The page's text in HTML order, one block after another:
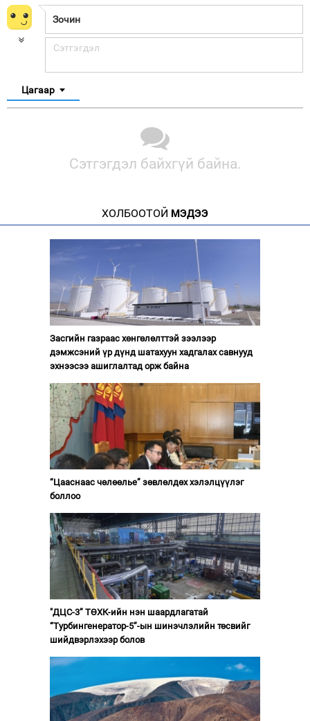
Цагаар
Сэтгэгдэл байхгүй байна.
ХОЛБООТОЙ МЭДЭЭ
Засгийн газраас хөнгөлөлттэй зээлээр
дэмжсэний үр дүнд шатахуун хадгалах савнууд
эхнээсээ ашиглалтад орж байна
“Цааснаас чөлөөлье” зөвлөлдөх хэлэлцүүлэг
боллоо
"ДЦС-3” ТӨХК-ийн нэн шаардлагатай
“Турбингенератор-5”-ын шинэчлэлийн төсвийг
шийдвэрлэхээр болов